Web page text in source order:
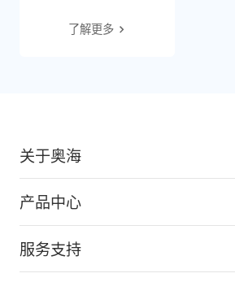
了解更多
关于奥海
产品中心
服务支持